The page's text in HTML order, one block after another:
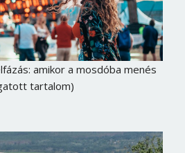
amikor a mosdóba menés
tartalom)